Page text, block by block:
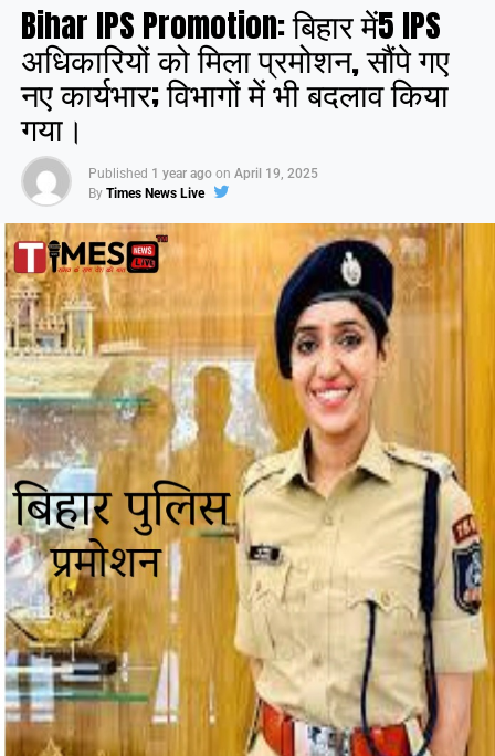
Facebook X
Like this:
Bihar IPS Promotion: बिहार में5 IPS
अधिकारियों को मिला प्रमोशन, सौंपे गए
नए कार्यभार; विभागों में भी बदलाव किया
गया।
Published 1 year ago on April 19, 2025
By Times News Live